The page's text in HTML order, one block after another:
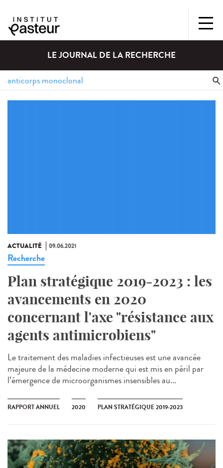
LE JOURNAL DE LA RECHERCHE
ACTUALITÉ 09.06.2021
Recherche
Plan stratégique 2019-2023 : les
avancements en 2020
concernant l'axe "résistance aux
agents antimicrobiens"
Le traitement des maladies infectieuses est une avancée
majeure de la médecine moderne qui est mis en péril par
l’émergence de microorganismes insensibles au...
RAPPORT ANNUEL 2020 PLAN STRATÉGIQUE 2019-2023